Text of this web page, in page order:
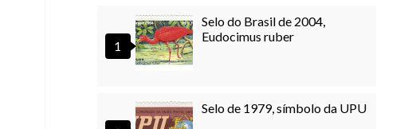
Selo do Brasil de 2004,
Eudocimus ruber
Selo de 1979, símbolo da UPU